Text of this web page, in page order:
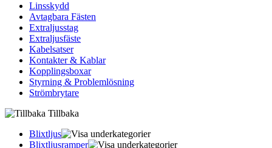
Linsskydd
Avtagbara Fästen
Extraljusstag
Extraljusfäste
Kabelsatser
Kontakter & Kablar
Kopplingsboxar
Styrning & Problemlösning
Strömbrytare
Tillbaka
Blixtljus
Blixtljusramper